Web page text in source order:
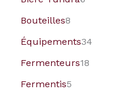
Bouteilles8
Équipements34
Fermenteurs18
Fermentis5